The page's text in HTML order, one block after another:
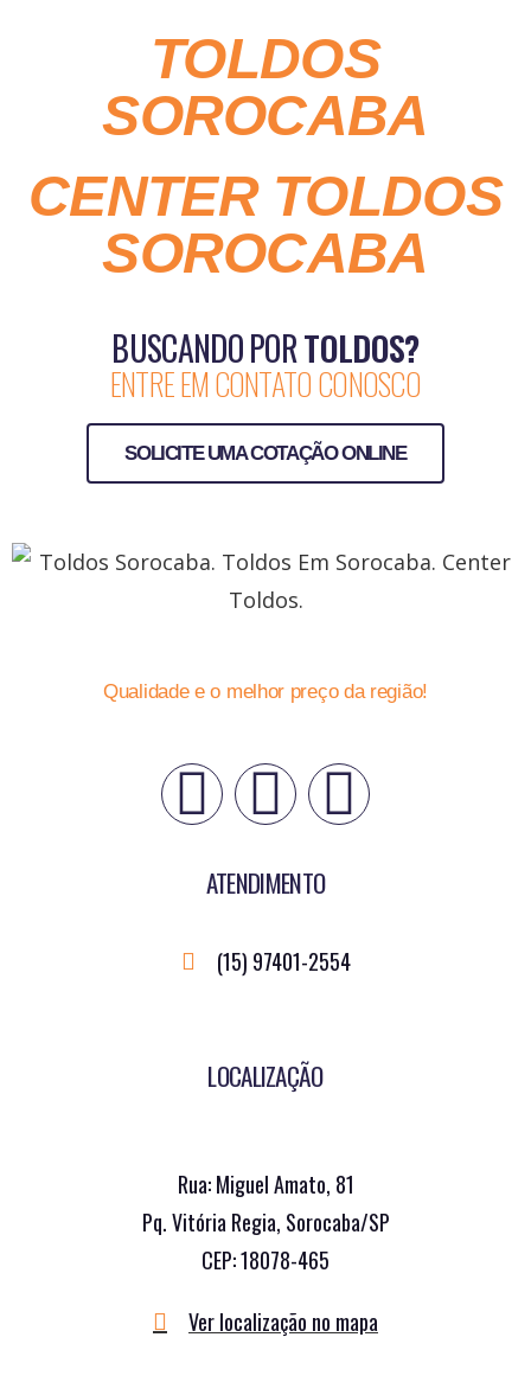
TOLDOS
SOROCABA
CENTER TOLDOS
SOROCABA
BUSCANDO PORTOLDOS?
ENTRE EM CONTATO CONOSCO
SOLICITE UMA COTAÇÃO ONLINE
Qualidade e o melhor preço da região!
ATENDIMENTO
(15) 97401-2554
LOCALIZAÇÃO
Rua: Miguel Amato, 81
Pq. Vitória Regia, Sorocaba/SP
CEP: 18078-465
Ver localização no mapa